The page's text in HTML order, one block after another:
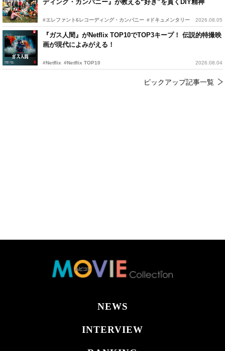
ディング・カンパニー』が教える“好き”を貫くDIY精神
#エレファント6レコーディング・カンパニー #ドキュメンタリー 2026.08.05
『ガス人間』がNetflix TOP10でTOP3キープ！ 伝説的特撮映
画が現代によみがえる！
#Netflix #Netflix TOP10 2026.08.04
ピックアップ記事一覧
NEWS
INTERVIEW